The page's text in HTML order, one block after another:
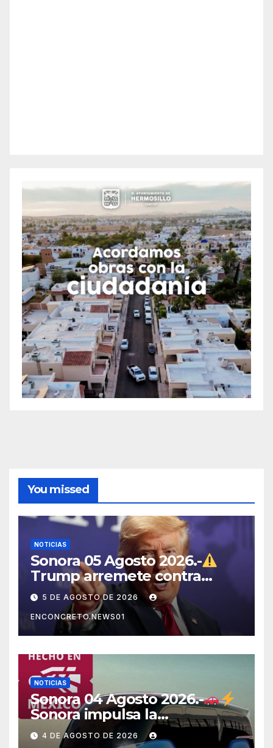
You missed
NOTICIAS
Sonora 05 Agosto 2026.-
Trump arremete contra
México, Canadá y otras
potencias por supuestos
abusos comerciales
5 DE AGOSTO DE 2026
ENCONCRETO.NEWS01
NOTICIAS
Sonora 04 Agosto 2026.-
Sonora impulsa la
electromovilidad con
4 DE AGOSTO DE 2026